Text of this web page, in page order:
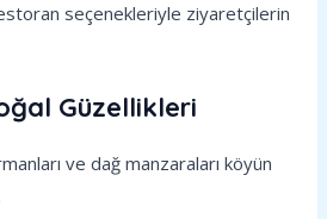
seçenekleriyle ziyaretçilerin
Güzellikleri
ve dağ manzaraları köyün